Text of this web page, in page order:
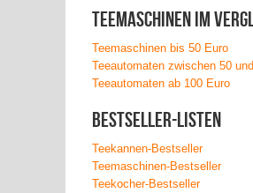
Teemaschinen im
Teemaschinen bis 50 Euro
Teeautomaten zwischen 50
Teeautomaten ab 100 Euro
Bestseller-Listen
Teekannen-Bestseller
Teemaschinen-Bestseller
Teekocher-Bestseller